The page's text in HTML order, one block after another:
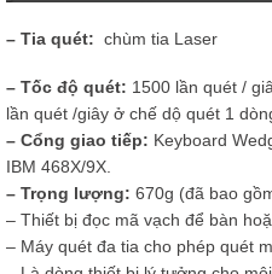
– Tia quét: chùm tia Laser
– Tốc độ quét: 1500 lần quét /
lần quét /giây ở chế dộ quét 1
– Cổng giao tiếp: Keyboard
IBM 468X/9X.
– Trọng lượng: 670g (đã bao
– Thiết bị đọc mã vạch để bàn
– Máy quét đa tia cho phép quét